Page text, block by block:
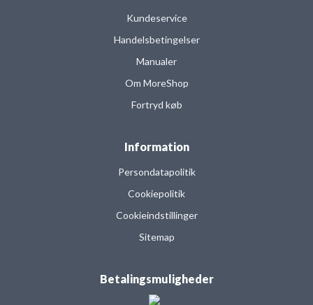
Kundeservice
Handelsbetingelser
Manualer
Om MoreShop
Fortryd køb
Information
Persondatapolitik
Cookiepolitik
Cookieindstillinger
Sitemap
Betalingsmuligheder